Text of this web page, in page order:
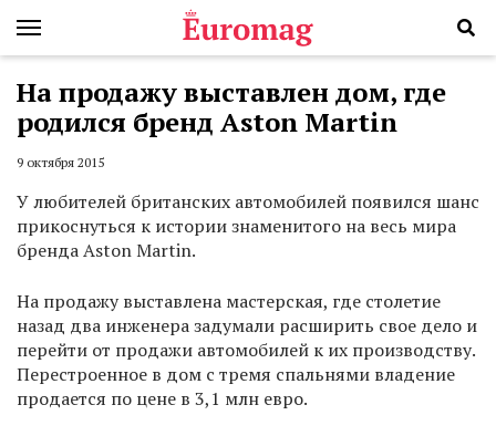
На продажу выставлен дом, где
родился бренд Aston Martin
9 октября 2015
У любителей британских автомобилей появился шанс
прикоснуться к истории знаменитого на весь мира
бренда Aston Martin.
На продажу выставлена мастерская, где столетие
назад два инженера задумали расширить свое дело и
перейти от продажи автомобилей к их производству.
Перестроенное в дом с тремя спальнями владение
продается по цене в 3,1 млн евро.